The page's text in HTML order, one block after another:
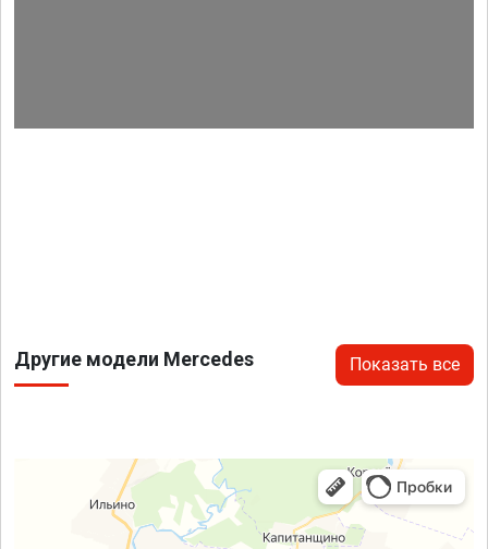
Другие модели Mercedes Показать все